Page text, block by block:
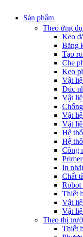
Sản phẩm
Theo ứng
Keo
Băng
Tạo
Che
Keo
Vật
Đúc
Vật
Vật
Vật
Hệ
Hệ
Công
In
Chất
Robot
Thiết
Vật
Vật
Theo thị
Thiết